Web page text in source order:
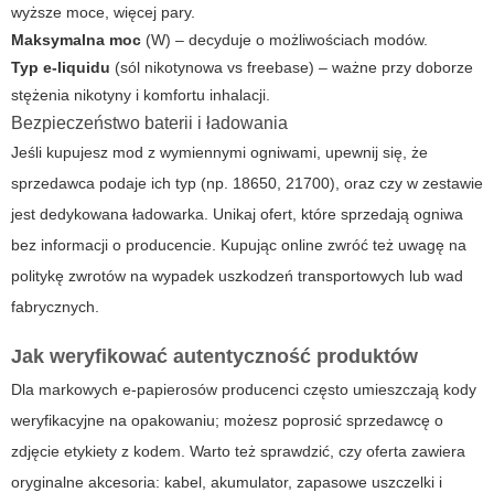
wyższe moce, więcej pary.
Maksymalna moc (W) – decyduje o możliwościach modów.
Typ e-liquidu (sól nikotynowa vs freebase) – ważne przy doborze
stężenia nikotyny i komfortu inhalacji.
Bezpieczeństwo baterii i ładowania
Jeśli kupujesz mod z wymiennymi ogniwami, upewnij się, że
sprzedawca podaje ich typ (np. 18650, 21700), oraz czy w zestawie
jest dedykowana ładowarka. Unikaj ofert, które sprzedają ogniwa
bez informacji o producencie. Kupując online zwróć też uwagę na
politykę zwrotów na wypadek uszkodzeń transportowych lub wad
fabrycznych.
Jak weryfikować autentyczność produktów
Dla markowych e-papierosów producenci często umieszczają kody
weryfikacyjne na opakowaniu; możesz poprosić sprzedawcę o
zdjęcie etykiety z kodem. Warto też sprawdzić, czy oferta zawiera
oryginalne akcesoria: kabel, akumulator, zapasowe uszczelki i